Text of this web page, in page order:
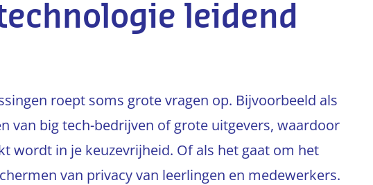
leidend
roept soms grote vragen op. Bijvoorbeeld als
van big tech-bedrijven of grote uitgevers, waardoor
wordt in je keuzevrijheid. Of als het gaat om het
van privacy van leerlingen en medewerkers.